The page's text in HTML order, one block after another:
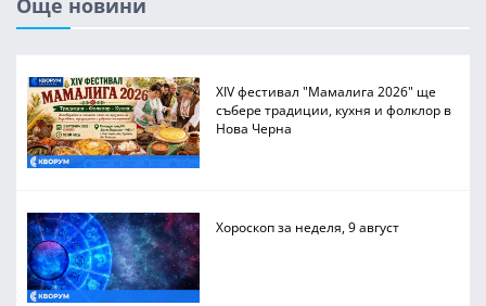
Още новини
XIV фестивал "Мамалига 2026" ще
събере традиции, кухня и фолклор в
Нова Черна
Хороскоп за неделя, 9 август